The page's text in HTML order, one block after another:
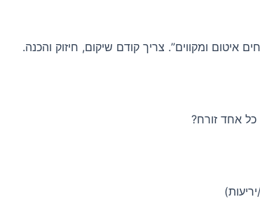
איטום ומקווים”. צריך קודם שיקום, חיזוק והכנה.
כל אחד זורח?